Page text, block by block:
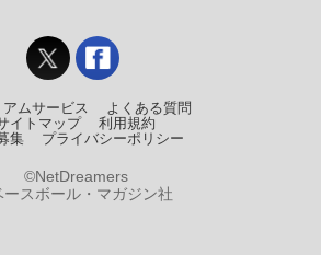
アムサービス
よくある質問
イトマップ
利用規約
集
プライバシーポリシー
©NetDreamers
スボール・マガジン社